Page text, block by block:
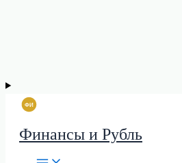
Финансы и Рубль